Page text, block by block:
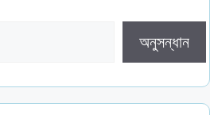
অনুসন্ধান